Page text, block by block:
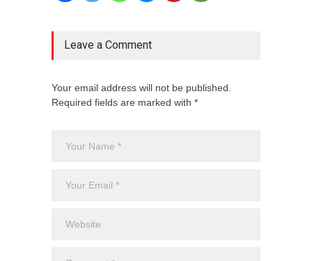
Leave a Comment
Your email address will not be published.
Required fields are marked with *